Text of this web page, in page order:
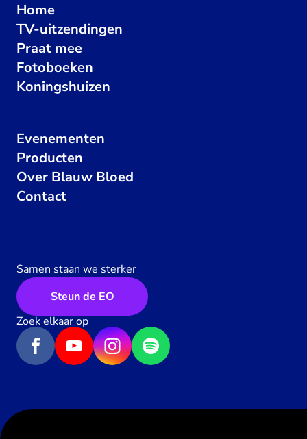
Home
TV-uitzendingen
Praat mee
Fotoboeken
Koningshuizen
Evenementen
Producten
Over Blauw Bloed
Contact
Samen staan we sterker
Steun de EO
Zoek elkaar op